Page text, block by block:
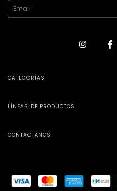
CATEGORÍAS
LÍNEAS DE PRODUCTOS
CONTACTÁNOS